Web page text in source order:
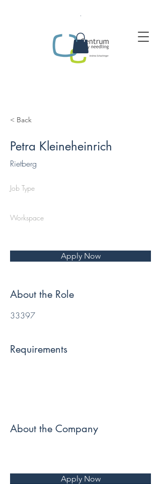
.
< Back
Petra Kleineheinrich
Rietberg
Job Type
Workspace
Apply Now
About the Role
33397
Requirements
About the Company
Apply Now